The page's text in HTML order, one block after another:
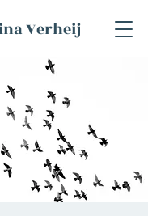
Verheij